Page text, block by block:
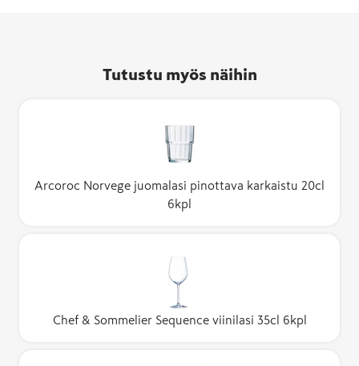
Tutustu myös näihin
Arcoroc Norvege juomalasi pinottava karkaistu 20cl
6kpl
Chef & Sommelier Sequence viinilasi 35cl 6kpl